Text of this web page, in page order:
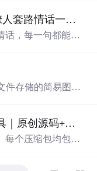
用计算机撩人套路,撩人套路-撩人套路情话一问一答 - 个性说说吧
话，每一句都能触
件存储的简易图书
/ISBN），每本书
图像种子版本复现发布检查工具｜原创源码+测试+离线报告
每个压缩包均包含